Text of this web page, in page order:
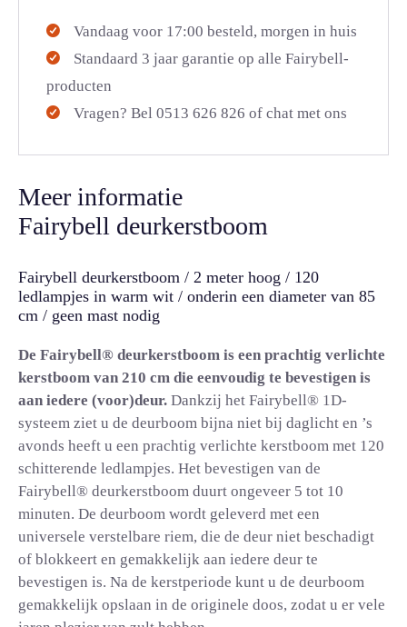
Vandaag voor 17:00 besteld, morgen in huis
Standaard 3 jaar garantie op alle Fairybell-
producten
Vragen? Bel 0513 626 826 of chat met ons
Meer informatie
Fairybell deurkerstboom
Fairybell deurkerstboom / 2 meter hoog / 120
ledlampjes in warm wit / onderin een diameter van 85
cm / geen mast nodig
De Fairybell® deurkerstboom is een prachtig verlichte
kerstboom van 210 cm die eenvoudig te bevestigen is
aan iedere (voor)deur. Dankzij het Fairybell® 1D-
systeem ziet u de deurboom bijna niet bij daglicht en ’s
avonds heeft u een prachtig verlichte kerstboom met 120
schitterende ledlampjes. Het bevestigen van de
Fairybell® deurkerstboom duurt ongeveer 5 tot 10
minuten. De deurboom wordt geleverd met een
universele verstelbare riem, die de deur niet beschadigt
of blokkeert en gemakkelijk aan iedere deur te
bevestigen is. Na de kerstperiode kunt u de deurboom
gemakkelijk opslaan in de originele doos, zodat u er vele